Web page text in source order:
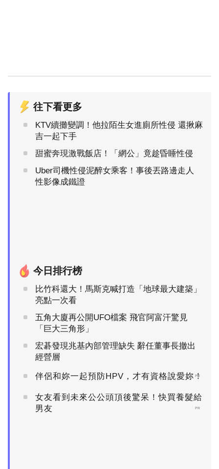
往下看更多
KTV續攤變調！他拉陌生女進廁所性侵 還揪麻
吉一起下手
甜蜜奔現激戰飯店！「網公」竟趁昏睡性侵
Uber司機性侵泥醉女乘客！事後丟路邊走人
性影像成鐵證
今日排行榜
比竹科還大！馬斯克喊打造「地球最大建築」
亮點一次看
五角大廈再公開UFO檔案 飛官阿富汗驚見
「巨大三角形」
宏碁發現兆基內部管理缺失 辭任董事長撤出
經營層
伴侶和妳一起預防HPV，才有資格說愛妳！
PR
女友看到未來公公頭頂後驚呆！快買養髮給
男友
PR